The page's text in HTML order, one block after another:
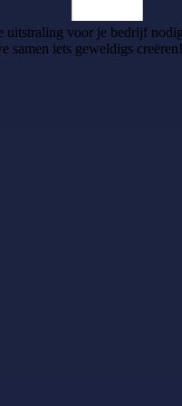
voor je bedrijf
samen iets geweldigs creëren!